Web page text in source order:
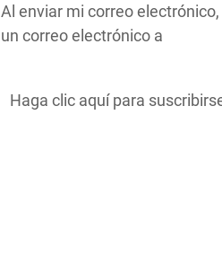
Al enviar mi correo
un correo electrónico a
Haga clic aquí para